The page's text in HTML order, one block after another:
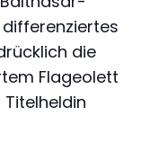
die
Flageolett